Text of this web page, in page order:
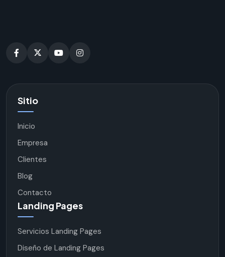
Sitio
Inicio
Empresa
Clientes
Blog
Contacto
Landing Pages
Servicios Landing Pages
Diseño de Landing Pages